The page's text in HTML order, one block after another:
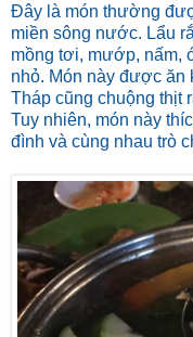
Đây là món thường
miền sông nước. Lẩu
mồng tơi, mướp, nấm,
nhỏ. Món này được ăn
Tháp cũng chuộng thịt
Tuy nhiên, món này
đình và cùng nhau trò